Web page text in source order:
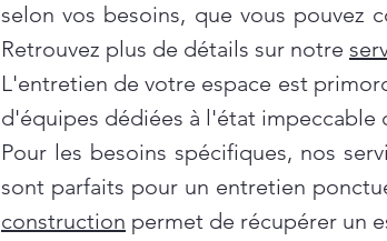
selon vos besoins, que vous pouvez
Retrouvez plus de détails sur notre
L'entretien de votre espace est
d'équipes dédiées à l'état impeccable
Pour les besoins spécifiques, nos
sont parfaits pour un entretien
construction permet de récupérer un